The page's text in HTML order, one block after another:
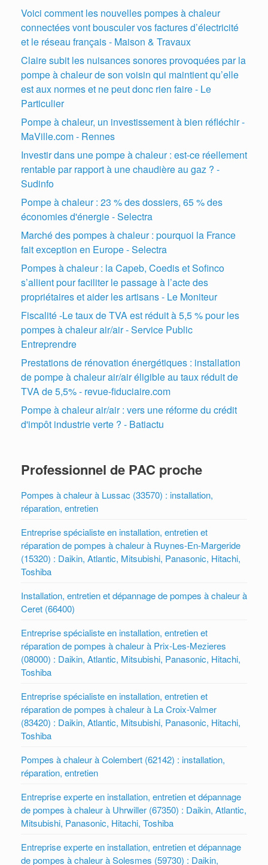
Voici comment les nouvelles pompes à chaleur
connectées vont bousculer vos factures d’électricité
et le réseau français - Maison & Travaux
Claire subit les nuisances sonores provoquées par la
pompe à chaleur de son voisin qui maintient qu’elle
est aux normes et ne peut donc rien faire - Le
Particulier
Pompe à chaleur, un investissement à bien réfléchir -
MaVille.com - Rennes
Investir dans une pompe à chaleur : est-ce réellement
rentable par rapport à une chaudière au gaz ? -
Sudinfo
Pompe à chaleur : 23 % des dossiers, 65 % des
économies d'énergie - Selectra
Marché des pompes à chaleur : pourquoi la France
fait exception en Europe - Selectra
Pompes à chaleur : la Capeb, Coedis et Sofinco
s’allient pour faciliter le passage à l’acte des
propriétaires et aider les artisans - Le Moniteur
Fiscalité -Le taux de TVA est réduit à 5,5 % pour les
pompes à chaleur air/air - Service Public
Entreprendre
Prestations de rénovation énergétiques : installation
de pompe à chaleur air/air éligible au taux réduit de
TVA de 5,5% - revue-fiduciaire.com
Pompe à chaleur air/air : vers une réforme du crédit
d'impôt industrie verte ? - Batiactu
Professionnel de PAC proche
Pompes à chaleur à Lussac (33570) : installation,
réparation, entretien
Entreprise spécialiste en installation, entretien et
réparation de pompes à chaleur à Ruynes-En-Margeride
(15320) : Daikin, Atlantic, Mitsubishi, Panasonic, Hitachi,
Toshiba
Installation, entretien et dépannage de pompes à chaleur à
Ceret (66400)
Entreprise spécialiste en installation, entretien et
réparation de pompes à chaleur à Prix-Les-Mezieres
(08000) : Daikin, Atlantic, Mitsubishi, Panasonic, Hitachi,
Toshiba
Entreprise spécialiste en installation, entretien et
réparation de pompes à chaleur à La Croix-Valmer
(83420) : Daikin, Atlantic, Mitsubishi, Panasonic, Hitachi,
Toshiba
Pompes à chaleur à Colembert (62142) : installation,
réparation, entretien
Entreprise experte en installation, entretien et dépannage
de pompes à chaleur à Uhrwiller (67350) : Daikin, Atlantic,
Mitsubishi, Panasonic, Hitachi, Toshiba
Entreprise experte en installation, entretien et dépannage
de pompes à chaleur à Solesmes (59730) : Daikin,